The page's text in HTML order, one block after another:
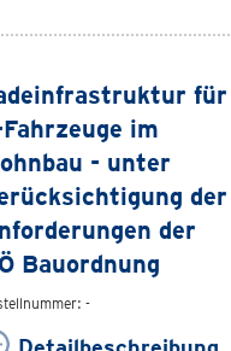
für
im
- unter
der
der
Bauordnung
-